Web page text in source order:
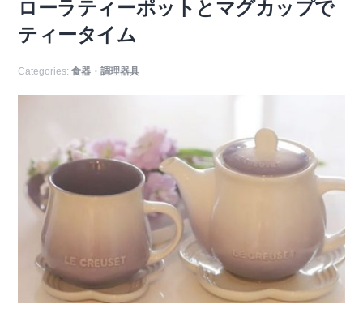
ローラティーポットとマグカップで
ティータイム
Categories:食器・調理器具